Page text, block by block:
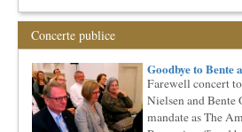
Locurile Culturii
Catalogul spatiilor in care se pot
culturale
pentru catalogarea spatiilor (interioare) din
Cursul de Cinematografie universala
Societatea Muzicala organizeaza un curs
cinematografica. Este un curs concentrat
Concerte publice
Goodbye to Bente
Farewell concert
Nielsen and Bente
mandate as The